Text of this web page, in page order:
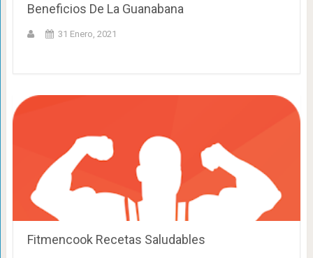
Beneficios De La Guanabana
31 Enero, 2021
Fitmencook Recetas Saludables